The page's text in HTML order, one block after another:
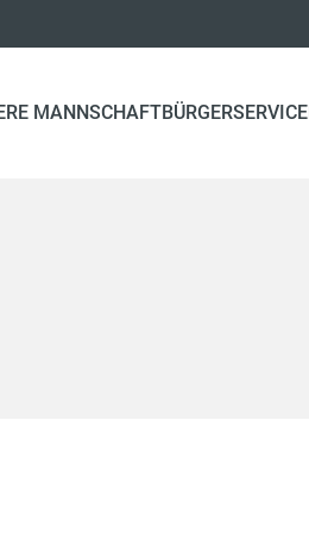
MANNSCHAFTBÜRGERSERVICE